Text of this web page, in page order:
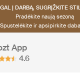
Į DARBĄ, SUGRĮŽKITE
Pradėkite naują sezoną
Spustelėkite ir apsipirkite
App
4.6